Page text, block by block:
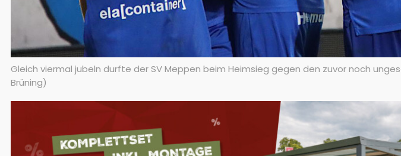
Gleich viermal jubeln durfte der SV Meppen beim Heimsieg gegen den zuvor noch
Brüning)